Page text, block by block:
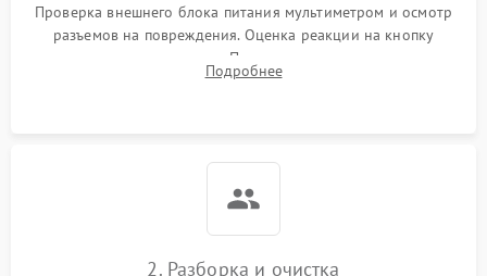
Неисправность сетевой
карты
1000 ₽ Подробнее →
Проверка внешнего блока питания мультиметром и осмотр
разъемов на повреждения. Оценка реакции на кнопку
включения и индикацию. Подключение к монитору для
выявления ошибок POST или отсутствия инициализации.
Подробнее
2. Разборка и очистка